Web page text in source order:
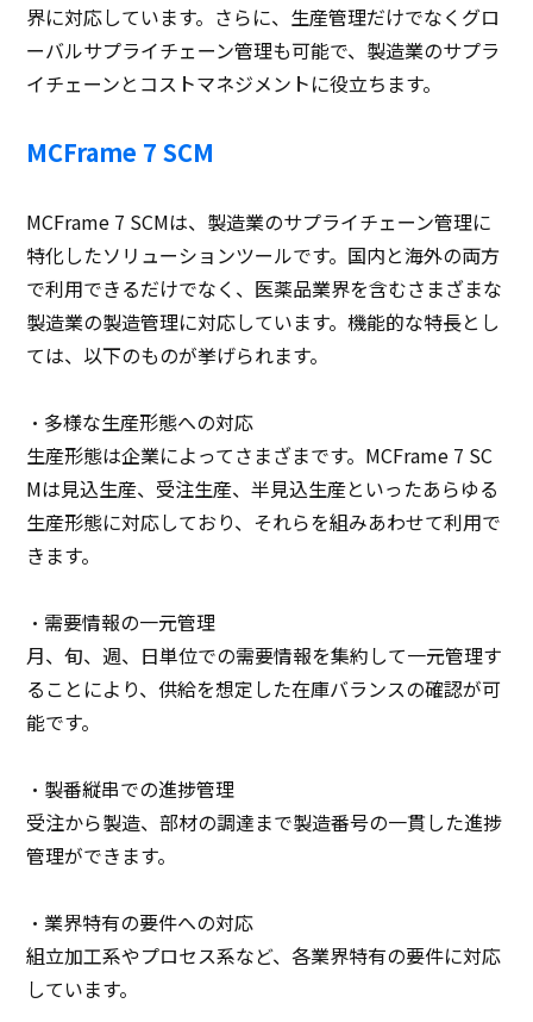
界に対応しています。さらに、生産管理だけでなくグロ
ーバルサプライチェーン管理も可能で、製造業のサプラ
イチェーンとコストマネジメントに役立ちます。
MCFrame 7 SCM
MCFrame 7 SCMは、製造業のサプライチェーン管理に
特化したソリューションツールです。国内と海外の両方
で利用できるだけでなく、医薬品業界を含むさまざまな
製造業の製造管理に対応しています。機能的な特長とし
ては、以下のものが挙げられます。
・多様な生産形態への対応
生産形態は企業によってさまざまです。MCFrame 7 SC
Mは見込生産、受注生産、半見込生産といったあらゆる
生産形態に対応しており、それらを組みあわせて利用で
きます。
・需要情報の一元管理
月、旬、週、日単位での需要情報を集約して一元管理す
ることにより、供給を想定した在庫バランスの確認が可
能です。
・製番縦串での進捗管理
受注から製造、部材の調達まで製造番号の一貫した進捗
管理ができます。
・業界特有の要件への対応
組立加工系やプロセス系など、各業界特有の要件に対応
しています。